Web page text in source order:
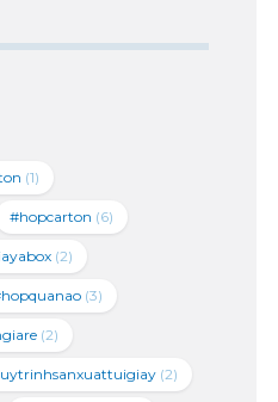
(1)
#hopcarton (6)
(2)
(3)
(2)
(2)